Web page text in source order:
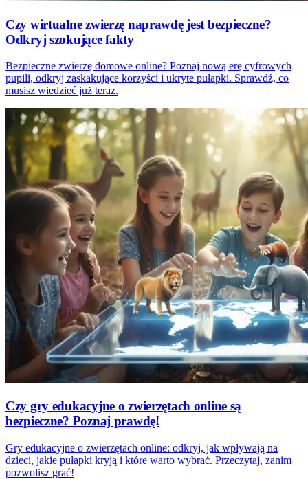
Czy wirtualne zwierzę naprawdę jest bezpieczne?
Odkryj szokujące fakty
Bezpieczne zwierzę domowe online? Poznaj nową erę cyfrowych
pupili, odkryj zaskakujące korzyści i ukryte pułapki. Sprawdź, co
musisz wiedzieć już teraz.
Czy gry edukacyjne o zwierzętach online są
bezpieczne? Poznaj prawdę!
Gry edukacyjne o zwierzętach online: odkryj, jak wpływają na
dzieci, jakie pułapki kryją i które warto wybrać. Przeczytaj, zanim
pozwolisz grać!